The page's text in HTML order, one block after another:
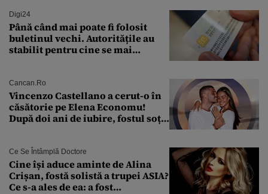
Digi24
Până când mai poate fi folosit
buletinul vechi. Autoritățile au
stabilit pentru cine se mai
Cancan.ro
Vincenzo Castellano a cerut-o în
căsătorie pe Elena Economu!
După doi ani de iubire, fostul soț
Ce Se Întâmplă Doctore
Cine își aduce aminte de Alina
Crișan, fostă solistă a trupei ASIA?
Ce s-a ales de ea: a fost